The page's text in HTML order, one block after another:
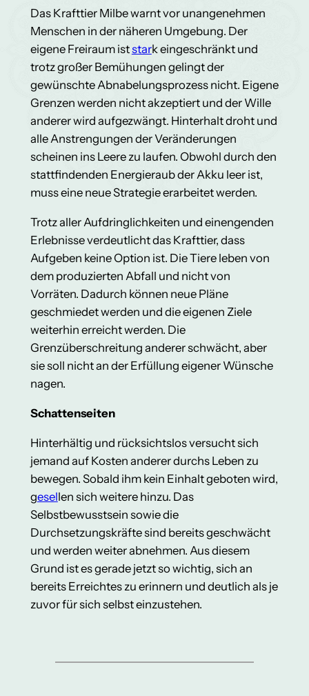
Das Krafttier Milbe warnt vor unangenehmen
Menschen in der näheren Umgebung. Der
eigene Freiraum iststark eingeschränkt und
trotz großer Bemühungen gelingt der
gewünschte Abnabelungsprozess nicht. Eigene
Grenzen werden nicht akzeptiert und der Wille
anderer wird aufgezwängt. Hinterhalt droht und
alle Anstrengungen der Veränderungen
scheinen ins Leere zu laufen. Obwohl durch den
stattfindenden Energieraub der Akku leer ist,
muss eine neue Strategie erarbeitet werden.
Trotz aller Aufdringlichkeiten und einengenden
Erlebnisse verdeutlicht das Krafttier, dass
Aufgeben keine Option ist. Die Tiere leben von
dem produzierten Abfall und nicht von
Vorräten. Dadurch können neue Pläne
geschmiedet werden und die eigenen Ziele
weiterhin erreicht werden. Die
Grenzüberschreitung anderer schwächt, aber
sie soll nicht an der Erfüllung eigener Wünsche
nagen.
Schattenseiten
Hinterhältig und rücksichtslos versucht sich
jemand auf Kosten anderer durchs Leben zu
bewegen. Sobald ihm kein Einhalt geboten wird,
gesellen sich weitere hinzu. Das
Selbstbewusstsein sowie die
Durchsetzungskräfte sind bereits geschwächt
und werden weiter abnehmen. Aus diesem
Grund ist es gerade jetzt so wichtig, sich an
bereits Erreichtes zu erinnern und deutlich als je
zuvor für sich selbst einzustehen.